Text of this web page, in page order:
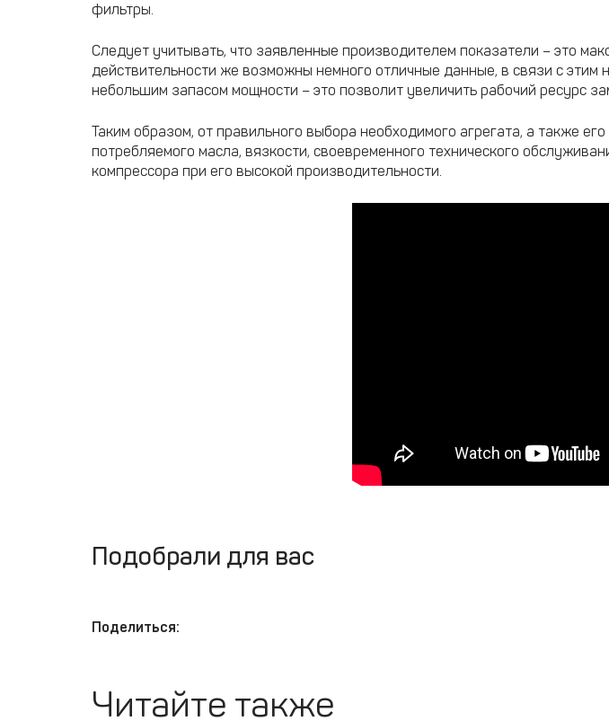
фильтры.
Следует учитывать, что заявленные производителем показатели – это
действительности же возможны немного отличные данные, в связи с
небольшим запасом мощности – это позволит увеличить рабочий ресурс
Таким образом, от правильного выбора необходимого агрегата, а также
потребляемого масла, вязкости, своевременного технического
компрессора при его высокой производительности.
Подобрали для вас
Поделиться:
Читайте также